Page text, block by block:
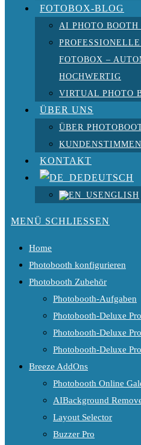
FOTOBOX-BLOG
AI PHOTO
FOTOBOX –
HOCHWERTIG
VIRTUAL PHOTO
ÜBER UNS
ÜBER
KUNDENSTIMMEN
KONTAKT
DEUTSCH
ENGLISH
MENÜ SCHLIESSEN
Home
Photobooth konfigurieren
Photobooth Zubehör
Photobooth-Aufgaben
Photobooth-Deluxe
Photobooth-Deluxe
Photobooth-Deluxe
Breeze AddOns
Photobooth Online
AIBackground
Layout Selector
Buzzer Pro